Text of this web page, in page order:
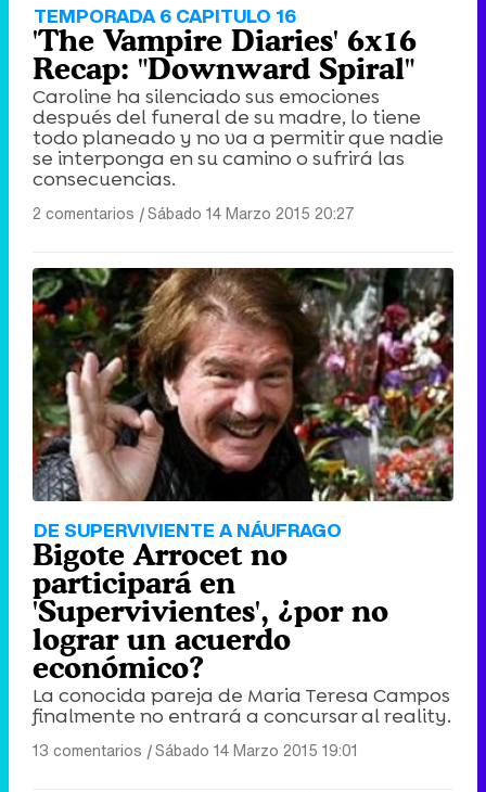
Tráiler de la tercera temporada de 'The Walking Dead: Dead City' de AMC+
TEMPORADA 6 CAPITULO 16
'The Vampire Diaries' 6x16
Recap: "Downward Spiral"
Caroline ha silenciado sus emociones
después del funeral de su madre, lo tiene
todo planeado y no va a permitir que nadie
se interponga en su camino o sufrirá las
consecuencias.
2 comentarios |Sábado 14 Marzo 2015 20:27
DE SUPERVIVIENTE A NÁUFRAGO
Bigote Arrocet no
participará en
'Supervivientes', ¿por no
lograr un acuerdo
económico?
La conocida pareja de Maria Teresa Campos
finalmente no entrará a concursar al reality.
13 comentarios |Sábado 14 Marzo 2015 19:01